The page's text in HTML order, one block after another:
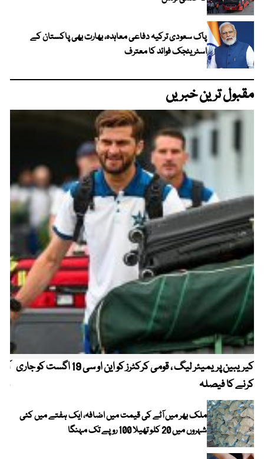
پاک سعودی ترکیہ دفاعی معاہدہ، بھارت بھی پاکستان کے
اسٹریٹجک فوائد کا معترف
مقبول ترین خبریں
کیریبین پریمیئر لیگ ، قومی کرکٹرز کو این او سی 19 اگست کو جاری
کرنے کا فیصلہ
ملک بھر میں آٹے کی قیمت میں اضافہ، ایک ہفتے میں کئی
شہروں میں 20 کلو تھیلا 100 روپے تک مہنگا